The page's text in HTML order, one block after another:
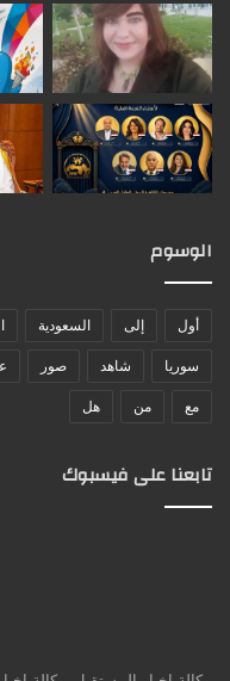
الوسوم
أول إلى السعودية
سوريا شاهد صور
مع من هل
تابعنا على فيسبوك